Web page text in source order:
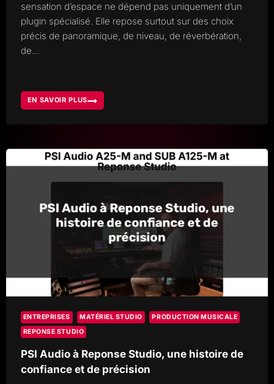
sensation d’espace ne dépend pas uniquement d’un
plugin spécialisé. Elle repose surtout sur des choix
précis de panoramique, de niveau, de réverbération,
de…
EN SAVOIR PLUS
COMPRENDRE
LA
TRAITEMENTS
EXCESSIFS
ENTREPRISES MATÉRIEL STUDIO
PRODUCTION MUSICALE
REPONSE STUDIO
PSI Audio à Reponse Studio, une histoire de
confiance et de précision